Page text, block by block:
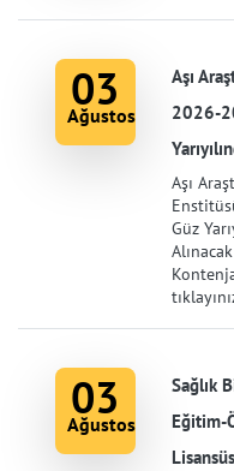
03
Ağustos
Aşı
2026-
Aşı
Güz
03
Ağustos
Sağlık
Eğitim-